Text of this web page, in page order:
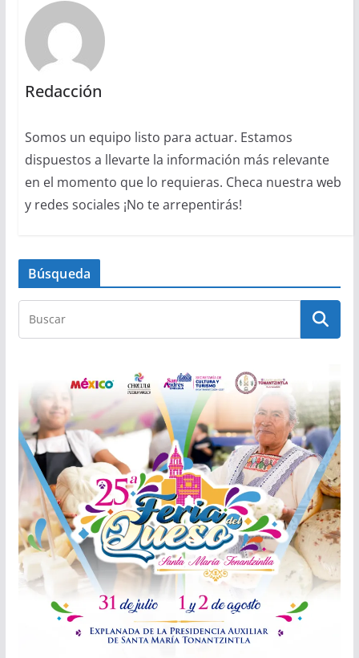
Redacción
Somos un equipo listo para actuar. Estamos
dispuestos a llevarte la información más relevante
en el momento que lo requieras. Checa nuestra web
y redes sociales ¡No te arrepentirás!
Búsqueda